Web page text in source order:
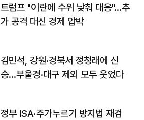
트럼프 "이란에 수위 낮춰 대응"…추
가 공격 대신 경제 압박
김민석, 강원·경북서 정청래에 신
승…부울경·대구 제외 모두 웃었다
정부 ISA·주가누르기 방지법 재검